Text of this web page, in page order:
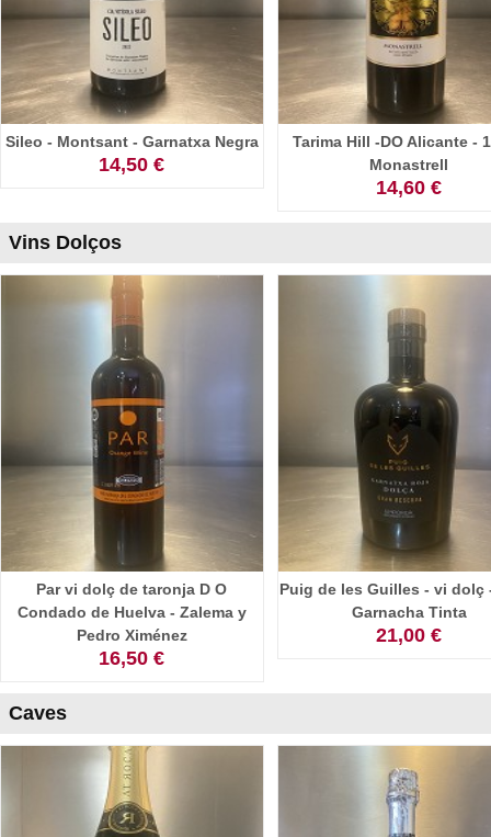
Sileo - Montsant - Garnatxa Negra
14,50 €
Tarima Hill -DO Alicante -
Monastrell
14,60 €
Vins Dolços
Par vi dolç de taronja D O
Condado de Huelva - Zalema y
Pedro Ximénez
16,50 €
Puig de les Guilles - vi dolç
Garnacha Tinta
21,00 €
Caves